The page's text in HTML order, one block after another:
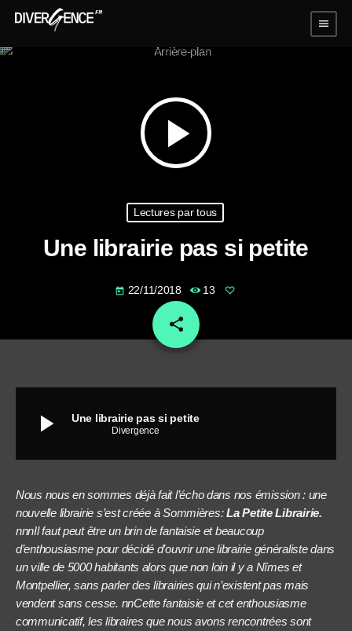
menu
play_arrow
Lectures par tous
Une librairie pas si petite
today 22/11/2018 13
share
email
play_arrow Une librairie pas si petite
Divergence
Nous nous en sommes déjà fait l’écho dans nos émission : une
nouvelle librairie s’est créée à Sommières:La Petite Librairie.
nnnIl faut peut être un brin de fantaisie et beaucoup
d’enthousiasme pour décidé d’ouvrir une librairie généraliste dans
un ville de 5000 habitants alors que non loin il y a Nîmes et
Montpellier, sans parler des librairies qui n’existent pas mais
vendent sans cesse. nnCette fantaisie et cet enthousiasme
communicatif, les libraires que nous avons rencontrées sont